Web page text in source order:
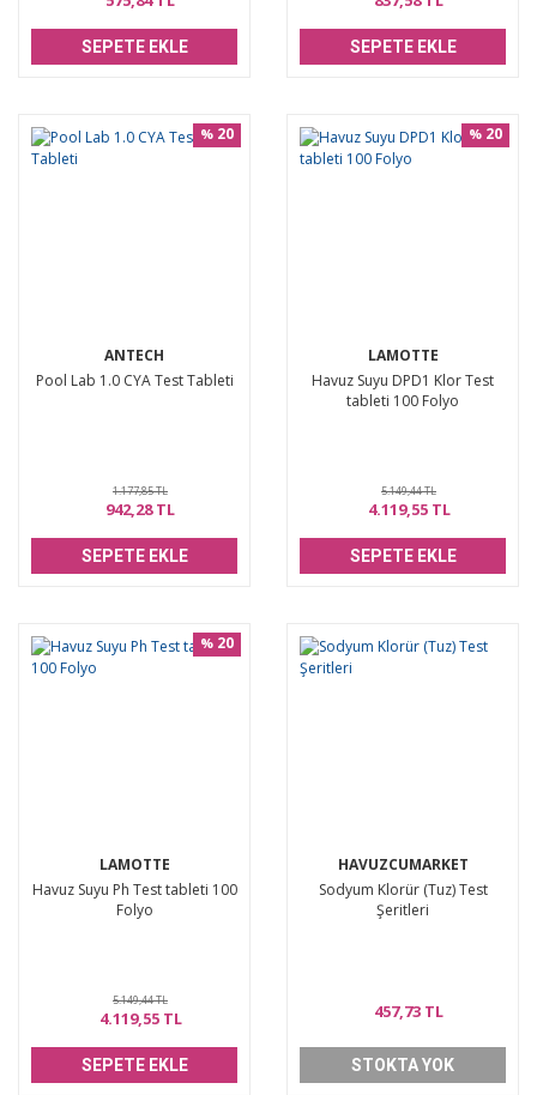
SEPETE EKLE SEPETE EKLE
ANTECH
Pool Lab 1.0 CYA Test Tableti
% 20
1.177,85 TL
942,28 TL
SEPETE EKLE
LAMOTTE
Havuz Suyu DPD1 Klor Test
tableti 100 Folyo
% 20
5.149,44 TL
4.119,55 TL
SEPETE EKLE
LAMOTTE
Havuz Suyu Ph Test tableti 100
Folyo
% 20
5.149,44 TL
4.119,55 TL
SEPETE EKLE
HAVUZCUMARKET
Sodyum Klorür (Tuz) Test
Şeritleri
457,73 TL
STOKTA YOK